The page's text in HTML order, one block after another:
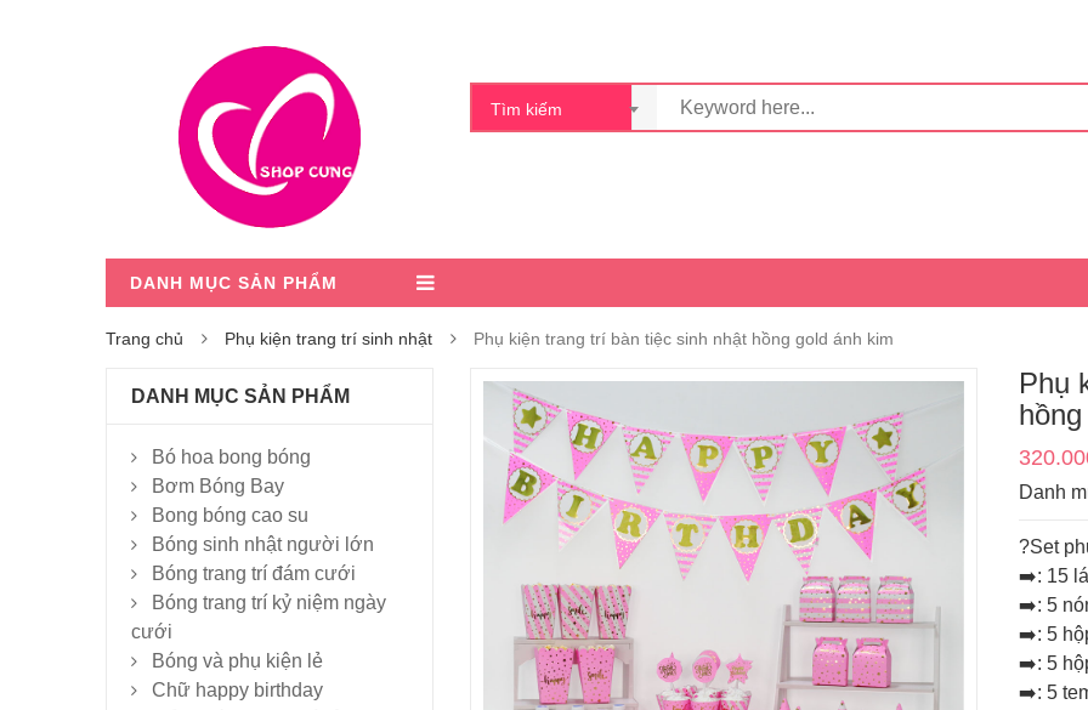
Tìm kiếm
DANH MỤC SẢN PHẨM
Trang chủ Phụ kiện trang trí sinh nhật Phụ kiện trang trí bàn tiệc sinh nhật hồng gold ánh kim
Phụ
Danh
?Set
➡️: 15
➡️: 5
➡️: 5
➡️: 5
➡️: 5
DANH MỤC SẢN PHẨM
Bó hoa bong bóng
Bơm Bóng Bay
Bong bóng cao su
Bóng sinh nhật người lớn
Bóng trang trí đám cưới
Bóng trang trí kỷ niệm ngày
cưới
Bóng và phụ kiện lẻ
Chữ happy birthday